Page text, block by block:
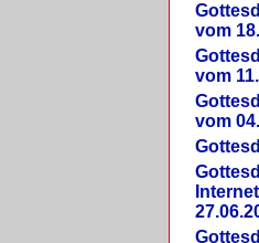
vom
vom
vom